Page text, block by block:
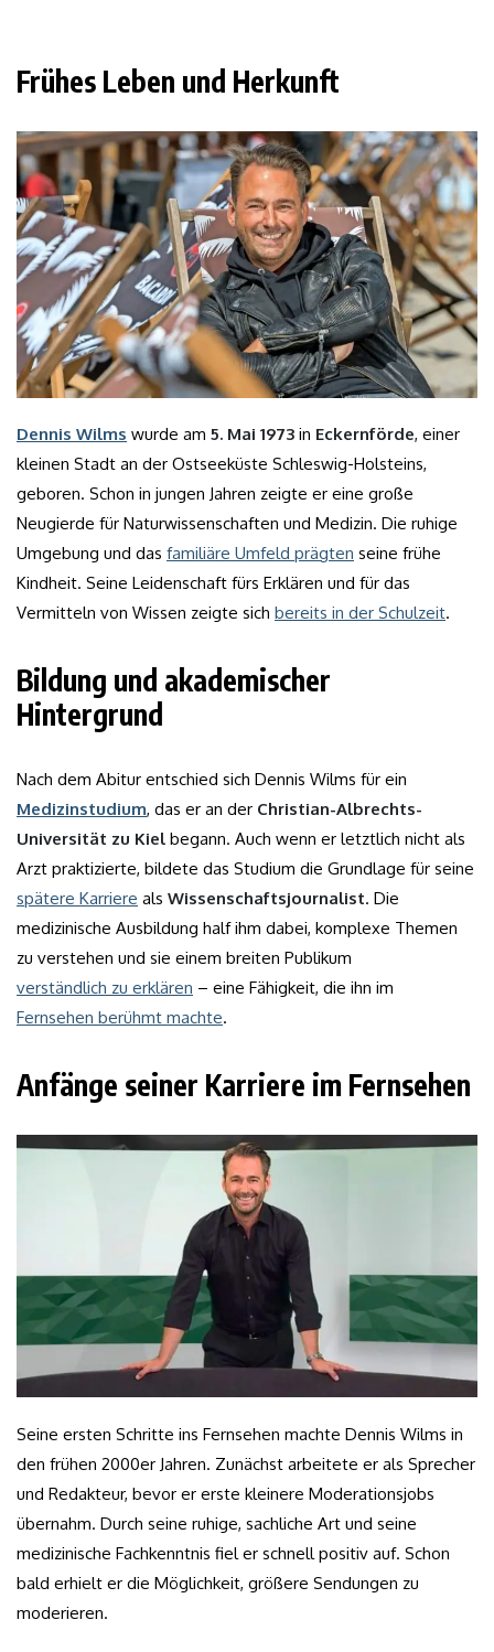
Frühes Leben und Herkunft
Dennis Wilms wurde am 5. Mai 1973 in Eckernförde, einer
kleinen Stadt an der Ostseeküste Schleswig-Holsteins,
geboren. Schon in jungen Jahren zeigte er eine große
Neugierde für Naturwissenschaften und Medizin. Die ruhige
Umgebung und das familiäre Umfeld prägten seine frühe
Kindheit. Seine Leidenschaft fürs Erklären und für das
Vermitteln von Wissen zeigte sich bereits in der Schulzeit.
Bildung und akademischer
Hintergrund
Nach dem Abitur entschied sich Dennis Wilms für ein
Medizinstudium, das er an der Christian-Albrechts-
Universität zu Kiel begann. Auch wenn er letztlich nicht als
Arzt praktizierte, bildete das Studium die Grundlage für seine
spätere Karriere als Wissenschaftsjournalist. Die
medizinische Ausbildung half ihm dabei, komplexe Themen
zu verstehen und sie einem breiten Publikum
verständlich zu erklären – eine Fähigkeit, die ihn im
Fernsehen berühmt machte.
Anfänge seiner Karriere im Fernsehen
Seine ersten Schritte ins Fernsehen machte Dennis Wilms in
den frühen 2000er Jahren. Zunächst arbeitete er als Sprecher
und Redakteur, bevor er erste kleinere Moderationsjobs
übernahm. Durch seine ruhige, sachliche Art und seine
medizinische Fachkenntnis fiel er schnell positiv auf. Schon
bald erhielt er die Möglichkeit, größere Sendungen zu
moderieren.